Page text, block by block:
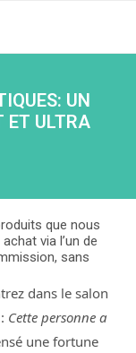
UN
ET ULTRA
que nous
via l’un de
sans
dans le salon
Cette personne a
une fortune